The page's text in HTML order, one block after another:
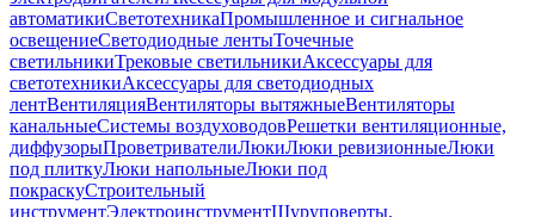
автоматикиСветотехникаПромышленное и сигнальное
освещениеСветодиодные лентыТочечные
светильникиТрековые светильникиАксессуары для
светотехникиАксессуары для светодиодных
лентВентиляцияВентиляторы вытяжныеВентиляторы
канальныеСистемы воздуховодовРешетки вентиляционные,
диффузорыПроветривателиЛюкиЛюки ревизионныеЛюки
под плиткуЛюки напольныеЛюки под
покраскуСтроительный
инструментЭлектроинструментШуруповерты,